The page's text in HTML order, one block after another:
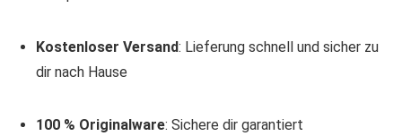
Kostenloser Versand: Lieferung schnell und sicher zu
dir nach Hause
100 % Originalware: Sichere dir garantiert